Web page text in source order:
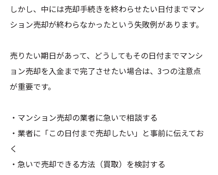
しかし、中には売却手続きを終わらせたい日付までマン
ション売却が終わらなかったという失敗例があります。
売りたい期日があって、どうしてもその日付までマンシ
ョン売却を入金まで完了させたい場合は、3つの注意点
が重要です。
・マンション売却の業者に急いで相談する
・業者に「この日付まで売却したい」と事前に伝えてお
く
・急いで売却できる方法（買取）を検討する